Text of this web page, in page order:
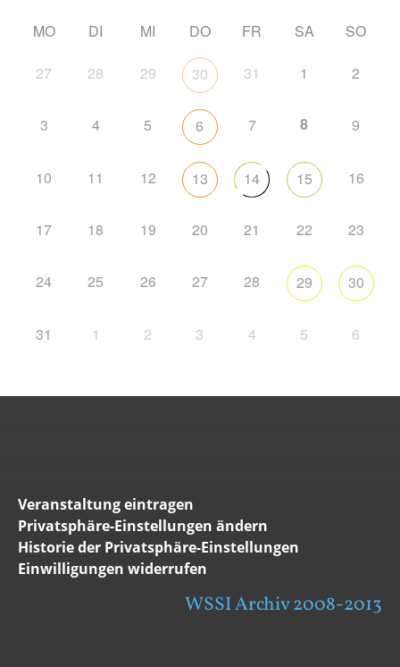
MO DI MI DO FR SA SO
27 28 29 30 31 1 2
3 4 5 6 7 8 9
10 11 12 13 14 15 16
17 18 19 20 21 22 23
24 25 26 27 28 29 30
31 1 2 3 4 5 6
Veranstaltung eintragen
Privatsphäre-Einstellungen ändern
Historie der Privatsphäre-Einstellungen
Einwilligungen widerrufen
WSSI Archiv 2008-2013